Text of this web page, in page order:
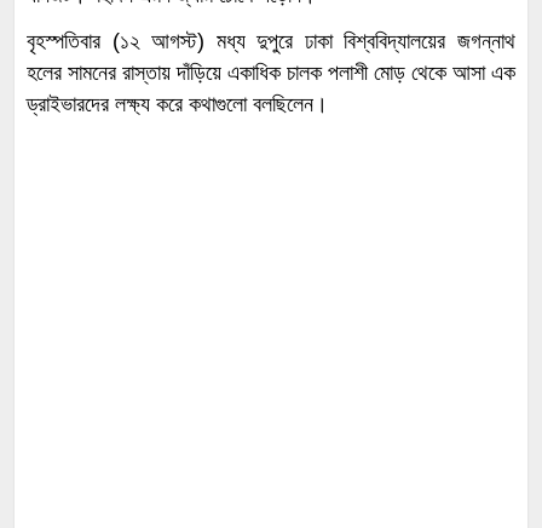
বৃহস্পতিবার (১২ আগস্ট) মধ্য দুপুরে ঢাকা বিশ্ববিদ্যালয়ের জগন্নাথ
হলের সামনের রাস্তায় দাঁড়িয়ে একাধিক চালক পলাশী মোড় থেকে আসা এক
ড্রাইভারদের লক্ষ্য করে কথাগুলো বলছিলেন।